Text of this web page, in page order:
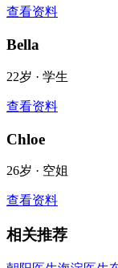
查看资料
Bella
22岁 · 学生
查看资料
Chloe
26岁 · 空姐
查看资料
相关推荐